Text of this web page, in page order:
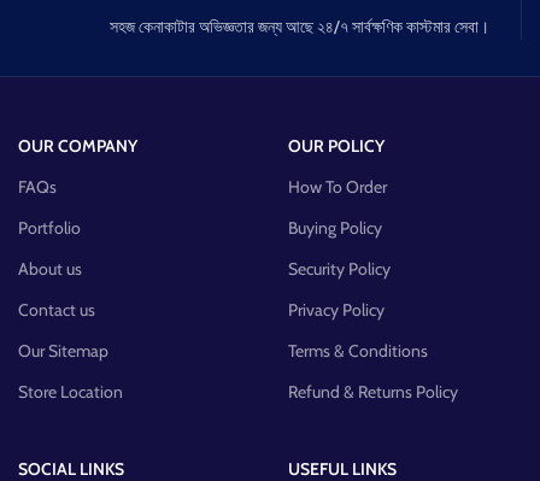
সহজ কেনাকাটার অভিজ্ঞতার জন্য আছে ২৪/৭ সার্বক্ষণিক কাস্টমার সেবা।
OUR COMPANY
FAQs
Portfolio
About us
Contact us
Our Sitemap
Store Location
OUR POLICY
How To Order
Buying Policy
Security Policy
Privacy Policy
Terms & Conditions
Refund & Returns Policy
SOCIAL LINKS
USEFUL LINKS